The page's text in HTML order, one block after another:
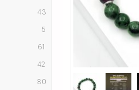
43
5
61
42
80